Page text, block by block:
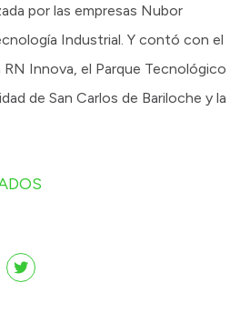
por las empresas Nubor
Industrial. Y contó con el
Innova, el Parque Tecnológico
de San Carlos de Bariloche y la